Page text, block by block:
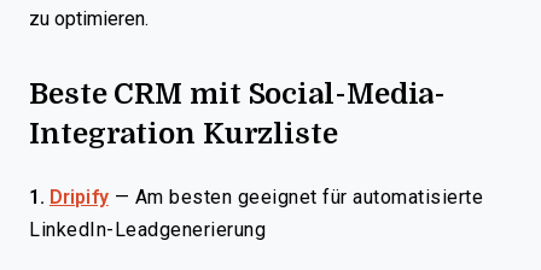
zu optimieren.
Beste CRM mit Social-Media-
Integration Kurzliste
1. Dripify — Am besten geeignet für automatisierte
LinkedIn-Leadgenerierung